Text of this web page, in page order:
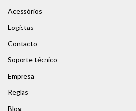
Acessórios
Logistas
Contacto
Soporte técnico
Empresa
Reglas
Blog